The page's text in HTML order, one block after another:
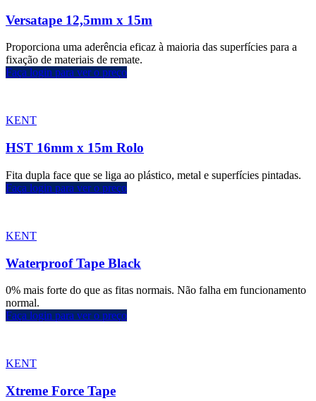
Versatape 12,5mm x 15m
Proporciona uma aderência eficaz à maioria das superfícies para a
fixação de materiais de remate.
Faça login para ver o preço
KENT
HST 16mm x 15m Rolo
Fita dupla face que se liga ao plástico, metal e superfícies pintadas.
Faça login para ver o preço
KENT
Waterproof Tape Black
0% mais forte do que as fitas normais. Não falha em funcionamento
normal.
Faça login para ver o preço
KENT
Xtreme Force Tape